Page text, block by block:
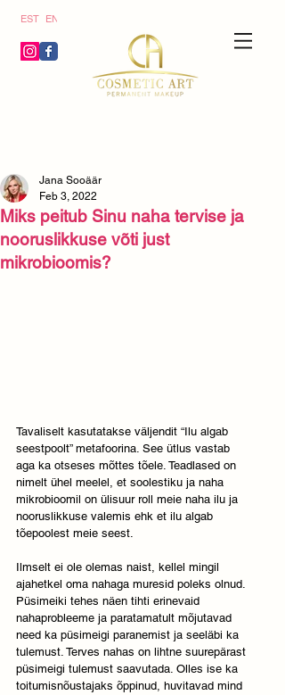
EST ENG
Miks peitub Sinu naha tervise ja
nooruslikkuse võti just
mikrobioomis?
Jana Sooäär
Feb 3, 2022
Tavaliselt kasutatakse väljendit “Ilu algab
seestpoolt” metafoorina. See ütlus vastab
aga ka otseses mõttes tõele. Teadlased on
nimelt ühel meelel, et soolestiku ja naha
mikrobioomil on ülisuur roll meie naha ilu ja
nooruslikkuse valemis ehk et ilu algab
tõepoolest meie seest.
Ilmselt ei ole olemas naist, kellel mingil
ajahetkel oma nahaga muresid poleks olnud.
Püsimeiki tehes näen tihti erinevaid
nahaprobleeme ja paratamatult mõjutavad
need ka püsimeigi paranemist ja seeläbi ka
tulemust. Terves nahas on lihtne suurepärast
püsimeigi tulemust saavutada. Olles ise ka
toitumisnõustajaks õppinud, huvitavad mind